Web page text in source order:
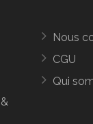
Nous
CGU
Qui